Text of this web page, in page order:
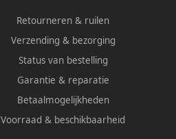
Retourneren & ruilen
Verzending & bezorging
Status van bestelling
Garantie & reparatie
Betaalmogelijkheden
Voorraad & beschikbaarheid